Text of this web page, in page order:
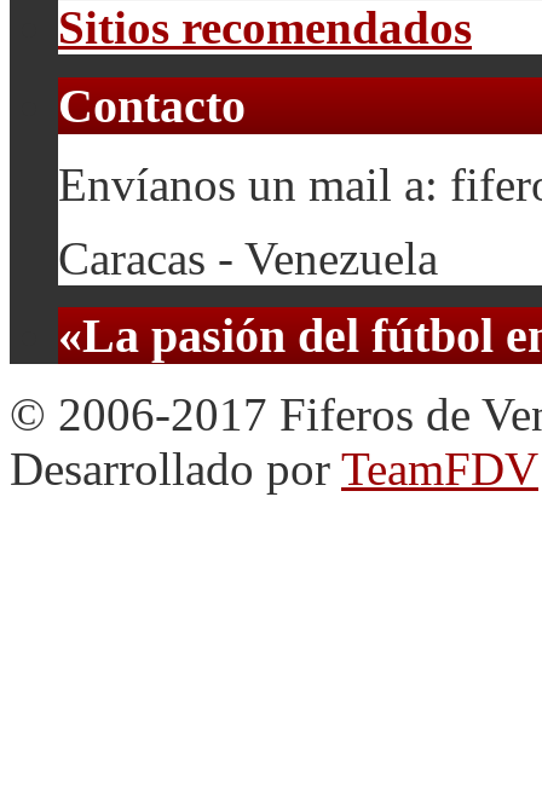
Sitios recomendados
Contacto
Envíanos un mail a:
Caracas - Venezuela
«La pasión del fútbol
© 2006-2017 Fiferos de
Desarrollado por TeamFDV